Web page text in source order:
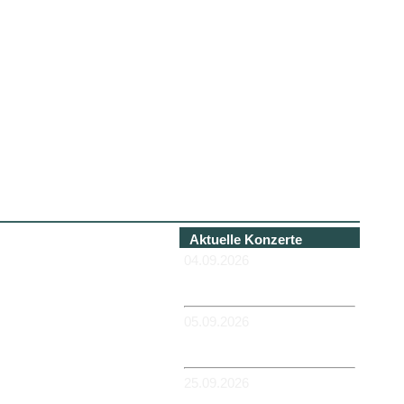
Aktuelle Konzerte